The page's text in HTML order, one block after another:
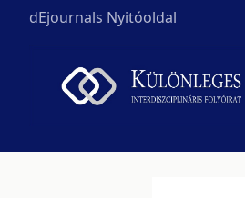
dEjournals Nyitóoldal